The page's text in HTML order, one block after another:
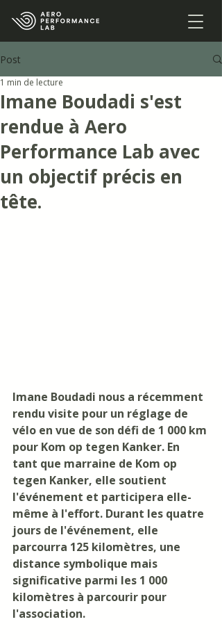
Post
Imane Boudadi s'est
rendue à Aero
Performance Lab avec
un objectif précis en
tête.
1 min de lecture
Imane Boudadi nous a récemment
rendu visite pour un réglage de
vélo en vue de son défi de 1 000 km
pour Kom op tegen Kanker. En
tant que marraine de Kom op
tegen Kanker, elle soutient
l'événement et participera elle-
même à l'effort. Durant les quatre
jours de l'événement, elle
parcourra 125 kilomètres, une
distance symbolique mais
significative parmi les 1 000
kilomètres à parcourir pour
l'association.